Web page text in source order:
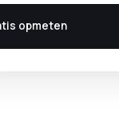
opmeten